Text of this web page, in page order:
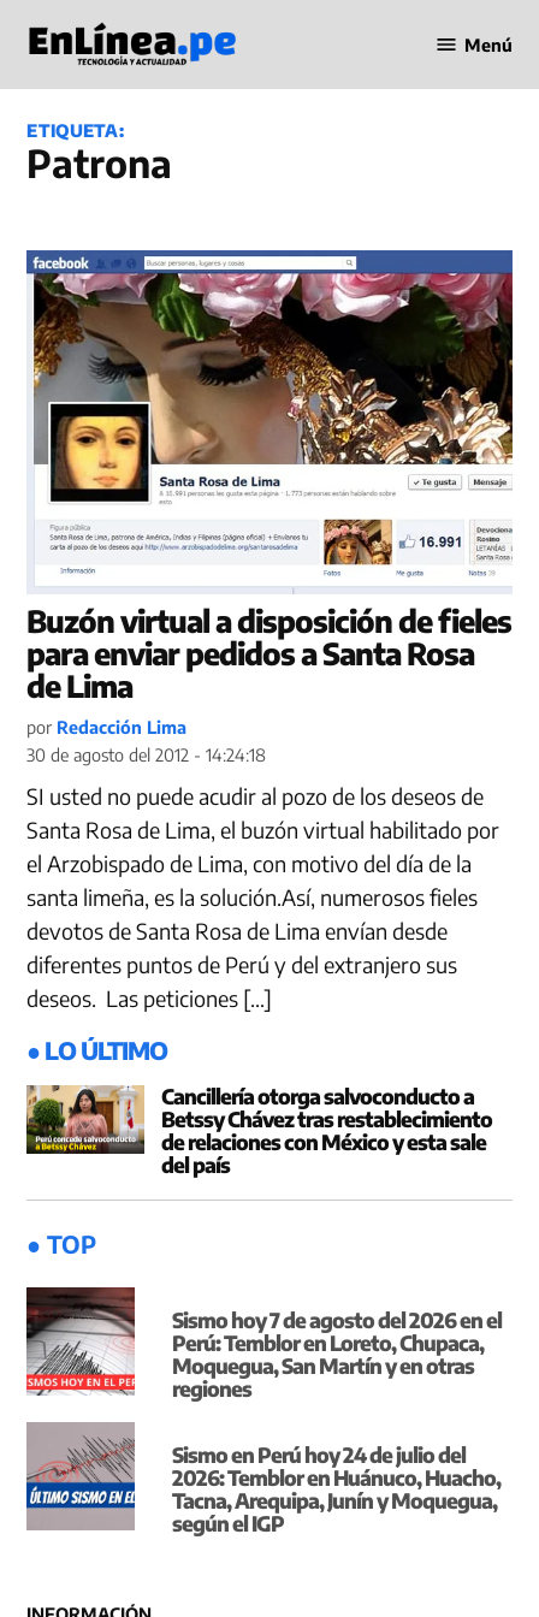
contenido
en Línea
Menú
ETIQUETA:
Patrona
Buzón virtual a disposición de fieles
para enviar pedidos a Santa Rosa
de Lima
por Redacción Lima
30 de agosto del 2012 - 14:24:18
SI usted no puede acudir al pozo de los deseos de
Santa Rosa de Lima, el buzón virtual habilitado por
el Arzobispado de Lima, con motivo del día de la
santa limeña, es la solución.Así, numerosos fieles
devotos de Santa Rosa de Lima envían desde
diferentes puntos de Perú y del extranjero sus
deseos. Las peticiones […]
● LO ÚLTIMO
Cancillería otorga salvoconducto a
Betssy Chávez tras restablecimiento
de relaciones con México y esta sale
del país
● TOP
Sismo hoy 7 de agosto del 2026 en el
Perú: Temblor en Loreto, Chupaca,
Moquegua, San Martín y en otras
regiones
Sismo en Perú hoy 24 de julio del
2026: Temblor en Huánuco, Huacho,
Tacna, Arequipa, Junín y Moquegua,
según el IGP